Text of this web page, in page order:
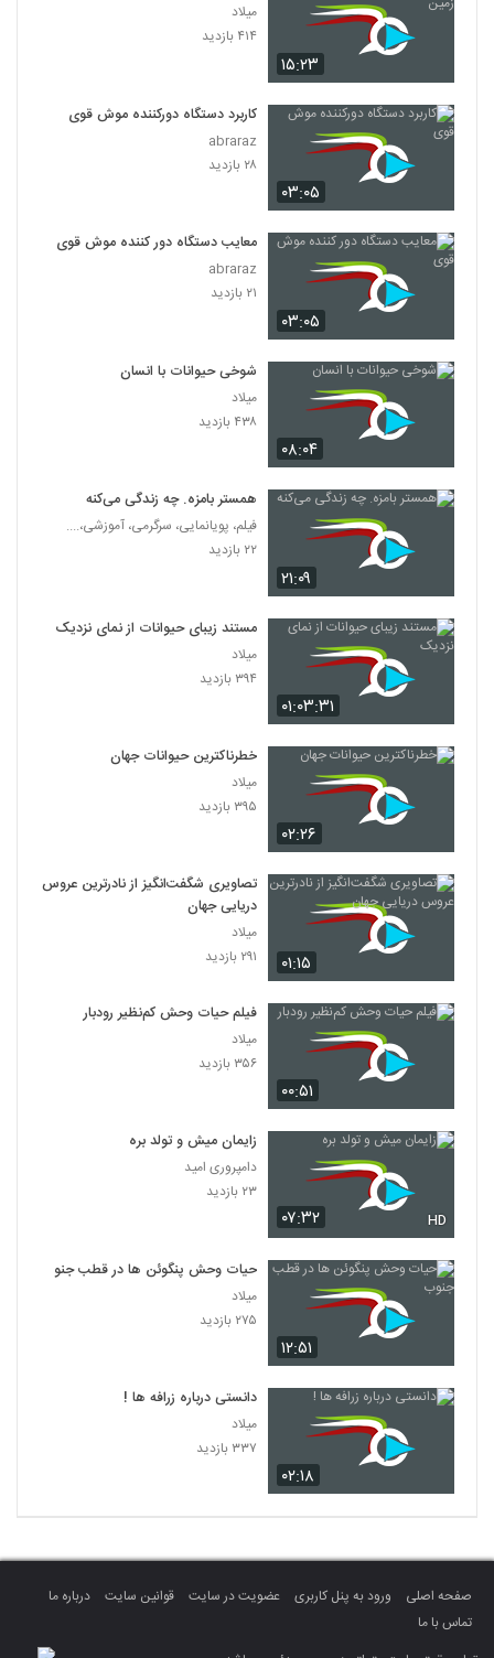
۱۵:۲۳
میلاد
۴۱۴ بازدید
۰۳:۰۵
کاربرد دستگاه دورکننده موش قوی
abraraz
۲۸ بازدید
۰۳:۰۵
معایب دستگاه دور کننده موش قوی
abraraz
۲۱ بازدید
۰۸:۰۴
شوخی حیوانات با انسان
میلاد
۴۳۸ بازدید
۲۱:۰۹
همستر بامزه. چه زندگی می‌کنه
فیلم، پویانمایی، سرگرمی، آموزشی،....
۲۲ بازدید
۰۱:۰۳:۳۱
مستند زیبای حیوانات از نمای نزدیک
میلاد
۳۹۴ بازدید
۰۲:۲۶
خطرناکترین حیوانات جهان
میلاد
۳۹۵ بازدید
۰۱:۱۵
تصاویری شگفت‌انگیز از نادرترین عروس
دریایی جهان
میلاد
۲۹۱ بازدید
۰۰:۵۱
فیلم حیات وحش کم‌نظیر رودبار
میلاد
۳۵۶ بازدید
۰۷:۳۲ HD
زایمان میش و تولد بره
دامپروری امید
۲۳ بازدید
۱۲:۵۱
حیات وحش پنگوئن ها در قطب جنوب
میلاد
۲۷۵ بازدید
۰۲:۱۸
دانستی درباره زرافه ها !
میلاد
۳۳۷ بازدید
صفحه اصلی ورود به پنل کاربری عضویت در سایت قوانین سایت
درباره ما
تماس با ما